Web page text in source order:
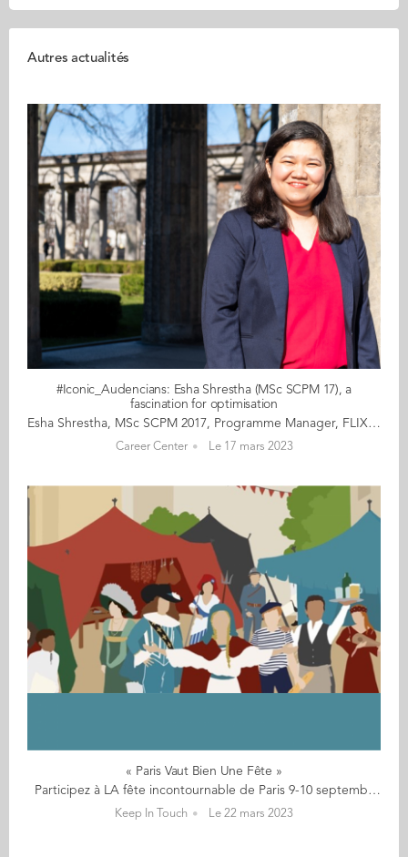
Autres actualités
#Iconic_Audencians: Esha Shrestha (MSc SCPM 17), a
fascination for optimisation
Esha Shrestha, MSc SCPM 2017, Programme Manager, FLIX, Berlin Esha grew up in a small Nepalese town on the eastern hills of the Himalayas. Her parents – who owned a bed and breakfast, were able and willing to offer her a private education. Esha is acutely aware of her privileged upbringing. In Nepal, private schooling is often the only way to access good standards of education, learn English, and develop the mind set required to forge a better life abroad. She insists that compared to many of her compatriots, she didn’t endure tremendous financial hardship. However, she did have to keep hammering away to get herself to where she is today. As a child, she proved to have a sharp eye for how things operate and a natural interest towards optimisation and efficiency. A natural problem solver, she has been lending a hand at her parents’ business for as long as she can remember. “I must point out that I got involved out of interest and never felt forced”. Her journey took her to west Bengal in India where she studied engineering, Bangalore for her first quality analyst job, then Nantes and Milan where she followed a master’s degree in Supply Chain and Purchasing Management at Audencia. She moved to Paris where she learnt her trade at Nissan’s European headquarters. She has recently settled in Berlin after joining Flix, a leading German company offering intercity bus services in Europe, North America and Brazil. Having developed a long-standing fascination for Germany’s legendary efficiency, this last move was also an opportunity for her to experience the system from within. A board game collector, a goal planner, and a rational thinker who clearly likes all her ducks in a row, it would be easy to label Esha as a strategy geek. But a different side of her is unveiled when she shares her interest in self-development books and her spiritual quest for freedom. A sign that one can be curious about the ``what`` and the ``how`` in their worldly activity, whilst also questioning the ``why``. Read the full article here Audencia's Iconic Alumni For the third year in a row, we are delighted and proud to showcase 12 new profiles of Audencians from around the globe. The alumni that you will discover have very generously given up their time for an interview for which we are immensely grateful. Discover all the portraits here
Career Center Le 17 mars 2023
« Paris Vaut Bien Une Fête »
Participez à LA fête incontournable de Paris 9-10 septembre 2023 « Paris Vaut Bien Une Fête » Chaque grande ville a une fête annuelle à l’image de Rome, Londres ou Bruxelles sauf… Paris. La Ville Lumière est en plus minée par l’individualisme, le coût de la vie, le stress et la morosité ambiante. Avec différents élus parisiens, nous lançons donc un événement de grande envergure au cœur du 6ème arrondissement : « Paris Vaut Bien Une Fête ». Mais pas juste une fête de plus. Pas une fête pour s’oublier ou consommer… Une fête pour s’émerveiller et recréer du commun ! Revivez 1500 ans de fête parisienne ! Villages d'époque, musique, artisans, art de rue ou reconstitutions de l'art de vivre parisien du Moyen-Âge jusqu'à la libération de Paris en passant par la Belle Epoque... Vous pourrez même participer à une parade du Panthéon jusqu'à Saint Sulpice, danser à un bal 2nd Empire ou festoyer avec un Banquet médiéval et bien plus encore ! Vous pourrez ainsi revivre un esprit de village populaire historique avec une touche d’élégance et artistique à la parisienne. Plusieurs dizaines de milliers de visiteurs attendus Avec le soutien de l’office de tourisme, nous relancerons une véritable campagne de communication à partir d’avril/mai. Plusieurs dizaines de milliers de visiteurs sont attendus pour cette première édition. Il reste encore de la place pour animer ce festival. Nous invitons ainsi les artistes, artisans, marques de luxe, écoles d’art/cinéma/théâtre, institutions culturelles, collectionneurs, fans de reconstitution historique, les marques avec une histoire liée à Paris, des mécènes ou encore influenceurs et historiens à se joindre à cette fête aussi somptueuse que populaire. Nous pouvons tout autant nouer un partenariat avec les Beaux Arts qu’avec une maison de Champagne, une troupe de théâtre ou des musiciens que Cédric Grolet et Stéphane Bern (rêvons un peu pour les deux derniers…). Pourquoi pas vous ? Mécène, journaliste, CM*, influenceur, artiste, partenaire ou bénévole... apportez votre pierre à l'édifice ! Nous sommes déjà nombreux à nous activer bénévolement. Notre équipe sera totalement structurée au plus tard début avril. Vous aussi, vous voulez écrire une page de l’Histoire parisienne ou enrichir votre réseau ? Vous pouvez encore nous rejoindre au niveau : Community Management sur un réseau ou format : Facebook, Linkedin, Instagram. Bonus : Tik Tok, Youtube Relations Presse : média spé. art & culture ou histoire, grand public, locaux et institutionnels, internationaux… Graphisme : création de contenus vidéos et d’affiches Expertise en marketing digital : analyse data, mailing, création billetterie… Site web & SEO : web design, wordpress, SEO… Resp. produits dérivés Made In Paris/Fra : bière, chaussettes, T-Shirt, jeux… Journalisme : interviews, articles, documentation autour Histoire, art de vivre et culture Parisienne Apport de réseaux et marketing d’influence … Rejoignez-nous maintenant pour faire de "Paris Vaut Bien Une Fête" LA fête incontournable de Paris ! Contact : Baptiste CLEMENT (SCOM 19) Directeur Partenariats et Communication baptiste.clement@audencia.com baptiste-clement *CM : Community manager - Dessin (bateau) : Marie-Gabrielle Goldschmidt - Photos @Valentin Prost
Keep In Touch Le 22 mars 2023